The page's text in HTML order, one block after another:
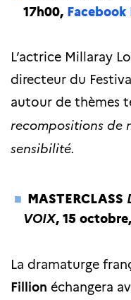
17h00,
L’actrice Millaray
directeur du
autour de thèmes
recompositions de
sensibilité.
MASTERCLASS
VOIX, 15
La dramaturge
Fillion échangera